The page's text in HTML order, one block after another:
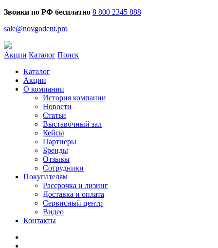
Звонки по РФ бесплатно 8 800 2345 888
sale@novgodent.pro
Акции Каталог Поиск
Каталог
Акции
О компании
История компании
Новости
Статьи
Выставочный зал
Кейсы
Партнеры
Бренды
Отзывы
Сотрудники
Покупателям
Рассрочка и лизинг
Доставка и оплата
Сервисный центр
Видео
Контакты